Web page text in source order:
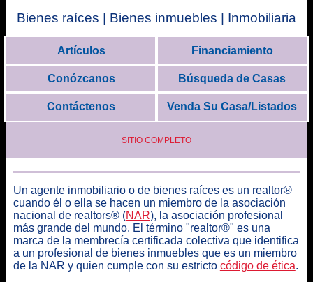
Bienes raíces | Bienes inmuebles | Inmobiliaria
Artículos Financiamiento
Conózcanos Búsqueda de Casas
Contáctenos Venda Su Casa/Listados
SITIO COMPLETO
Un agente inmobiliario o de bienes raíces es un realtor®
cuando él o ella se hacen un miembro de la asociación
nacional de realtors® (NAR), la asociación profesional
más grande del mundo. El término "realtor®" es una
marca de la membrecía certificada colectiva que identifica
a un profesional de bienes inmuebles que es un miembro
de la NAR y quien cumple con su estricto código de ética.